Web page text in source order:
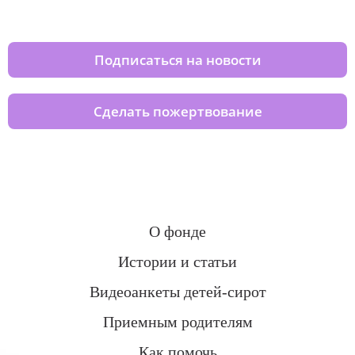
Подписаться на новости
Сделать пожертвование
О фонде
Истории и статьи
Видеоанкеты детей-сирот
Приемным родителям